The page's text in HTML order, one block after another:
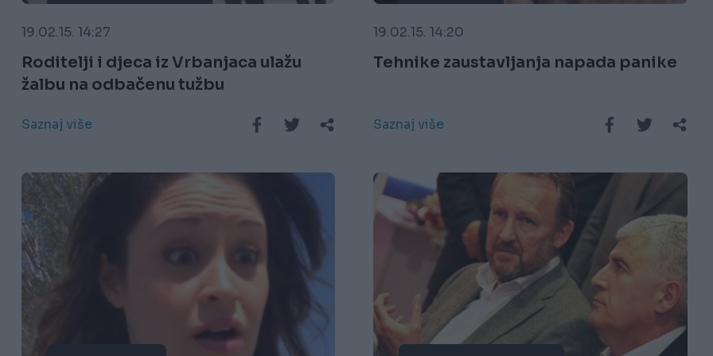
19.02.15. 14:27
Roditelji i djeca iz Vrbanjaca ulažu
žalbu na odbačenu tužbu
Saznaj više
19.02.15. 14:20
Tehnike zaustavljanja napada panike
Saznaj više